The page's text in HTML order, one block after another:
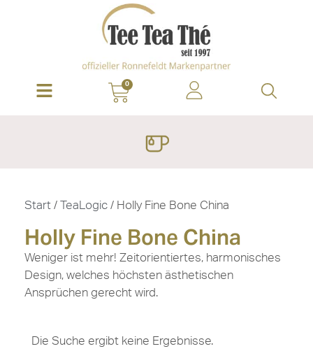
0
Start / TeaLogic / Holly Fine Bone China
Holly Fine Bone China
Weniger ist mehr! Zeitorientiertes, harmonisches
Design, welches höchsten ästhetischen
Ansprüchen gerecht wird.
Die Suche ergibt keine Ergebnisse.